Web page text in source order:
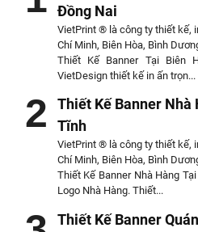
Đồng Nai
VietPrint ® là công ty thiết kế,
Chí Minh, Biên Hòa, Bình
Thiết Kế Banner Tại Biên
VietDesign thiết kế in ấn trọn...
Thiết Kế Banner Nhà
Tĩnh
VietPrint ® là công ty thiết kế,
Chí Minh, Biên Hòa, Bình
Thiết Kế Banner Nhà Hàng
Logo Nhà Hàng. Thiết...
Thiết Kế Banner